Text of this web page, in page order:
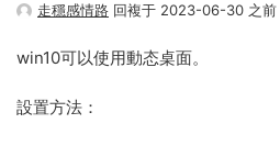
走穩感情路 回複于 2023-06-30 之前
win10可以使用動态桌面。
設置方法：